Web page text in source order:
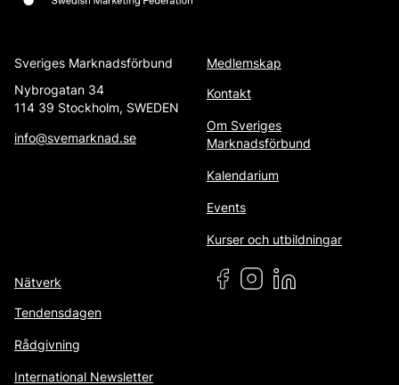
Sveriges Marknadsförbund
Nybrogatan 34
114 39 Stockholm, SWEDEN
info@svemarknad.se
Medlemskap
Kontakt
Om Sveriges
Marknadsförbund
Kalendarium
Events
Kurser och utbildningar
Nätverk
Tendensdagen
Rådgivning
International Newsletter